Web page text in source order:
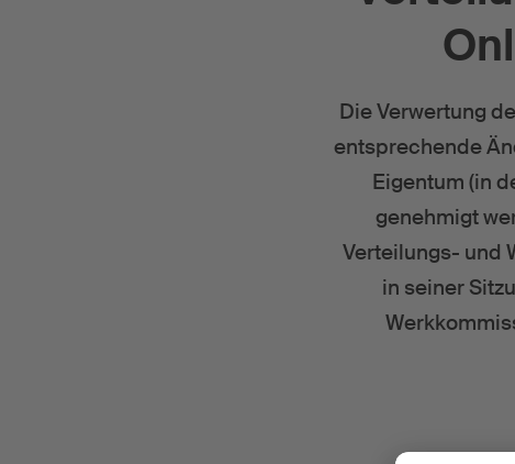
Die Verwertung
entsprechende
Eigentum (in
genehmigt
Verteilungs- und
in seiner